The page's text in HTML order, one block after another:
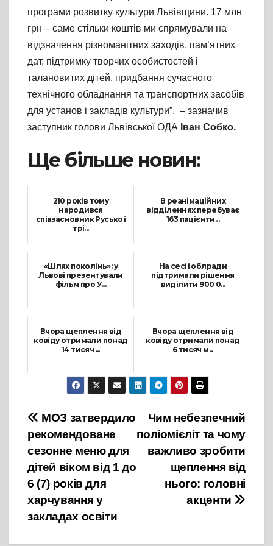
програми розвитку культури Львівщини. 17 млн
грн – саме стільки коштів ми спрямували на
відзначення різноманітних заходів, пам’ятних
дат, підтримку творчих особистостей і
талановитих дітей, придбання сучасного
технічного обладнання та транспортних засобів
для установ і закладів культури”, – зазначив
заступник голови Львівської ОДА Іван Собко.
Ще більше новин:
210 років тому
народився
співзасновник Руської
трі...
В реанімаційних
відділеннях перебуває
163 пацієнти...
«Шлях поколінь»: у
Львові презентували
фільм про У...
На сесії облради
підтримали рішення
виділити 900 0...
Вчора щеплення від
ковіду отримали понад
14 тисяч ...
3 Грудня, 2021
Вчора щеплення від
ковіду отримали понад
6 тисяч м...
29 Листопада, 2021
Навігація
записів
Чим небезпечний
поліомієліт та чому
важливо зробити
щеплення від
нього: головні
акценти
МОЗ затвердило
рекомендоване
сезонне меню для
дітей віком від 1 до
6 (7) років для
харчування у
закладах освіти